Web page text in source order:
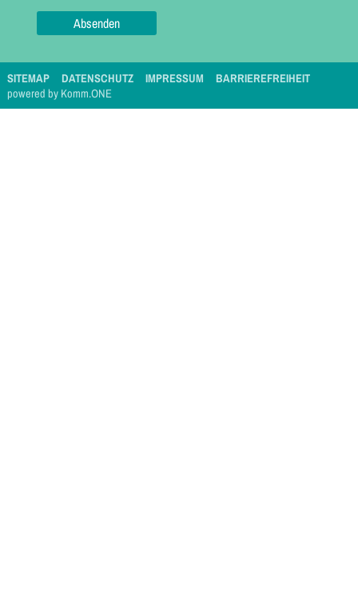
SITEMAP DATENSCHUTZ IMPRESSUM
BARRIEREFREIHEIT
powered by Komm.ONE